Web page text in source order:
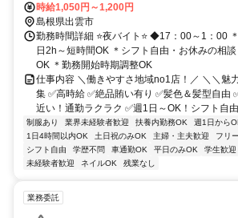
時給1,050円～1,200円
島根県出雲市
勤務時間詳細 ⭐夜バイト⭐ ◆17：00～1：00
日2h～短時間OK ＊シフト自由・お休みの相
OK ＊勤務開始時期調整OK
仕事内容 ＼働きやすさ地域no1店！／ ＼＼魅
集 ✅高時給 ✅絶品賄い有り ✅髪色＆髪型自由
近い！通勤ラクラク ✅週1日～OK！シフト自
制服あり 業界未経験者歓迎 扶養内勤務OK 週1日から
1日4時間以内OK
土日祝のみOK 主婦・主夫歓迎 フリ
シフト自由
学歴不問 車通勤OK 平日のみOK 学生歓迎
未経験者歓迎
ネイルOK 残業なし
業務委託